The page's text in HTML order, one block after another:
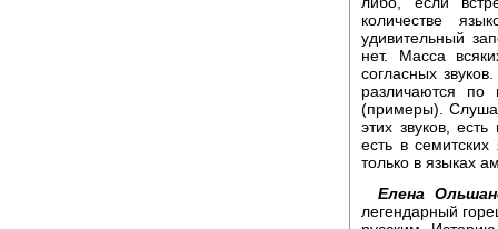
количестве
удивительный
нет. Масса
согласных
различаются по
(примеры).
этих звуков,
есть в
только в языках
Елена
легендарный